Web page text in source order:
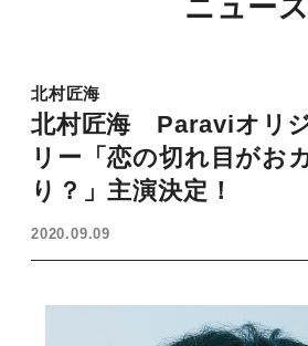
ニュース
北村匠海
北村匠海 Paraviオリ
リー「恋の切れ目がお
り？」主演決定！
2020.09.09